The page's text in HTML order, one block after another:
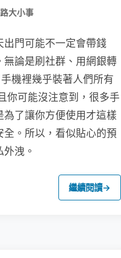
大小事
門可能不一定會帶錢
論是刷社群、用網銀轉
機裡幾乎裝著人們所有
你可能沒注意到，很多手
了讓你方便使用才這樣
。所以，看似貼心的預
洩。
繼續閱讀→